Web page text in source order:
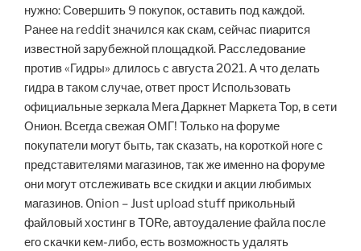
нужно: Совершить 9 покупок, оставить под каждой.
Ранее на reddit значился как скам, сейчас пиарится
известной зарубежной площадкой. Расследование
против «Гидры» длилось с августа 2021. А что делать
гидра в таком случае, ответ прост Использовать
официальные зеркала Мега Даркнет Маркета Тор, в сети
Онион. Всегда свежая ОМГ! Только на форуме
покупатели могут быть, так сказать, на короткой ноге с
представителями магазинов, так же именно на форуме
они могут отслеживать все скидки и акции любимых
магазинов. Onion – Just upload stuff прикольный
файловый хостинг в TORе, автоудаление файла после
его скачки кем-либо, есть возможность удалять